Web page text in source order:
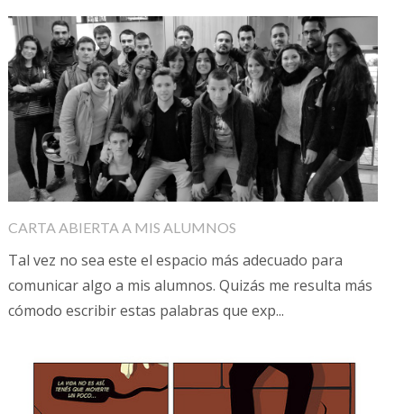
CARTA ABIERTA A MIS ALUMNOS
Tal vez no sea este el espacio más adecuado para
comunicar algo a mis alumnos. Quizás me resulta más
cómodo escribir estas palabras que exp...